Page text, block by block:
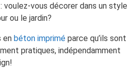
voulez-vous décorer dans un style
ou le jardin?
en béton imprimé parce qu’ils sont
pratiques, indépendamment